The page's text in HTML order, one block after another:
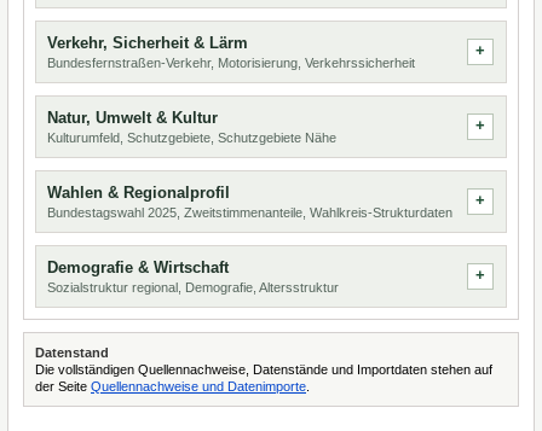
Verkehr, Sicherheit & Lärm
Bundesfernstraßen-Verkehr, Motorisierung, Verkehrssicherheit
Natur, Umwelt & Kultur
Kulturumfeld, Schutzgebiete, Schutzgebiete Nähe
Wahlen & Regionalprofil
Bundestagswahl 2025, Zweitstimmenanteile, Wahlkreis-Strukturdaten
Demografie & Wirtschaft
Sozialstruktur regional, Demografie, Altersstruktur
Datenstand
Die vollständigen Quellennachweise, Datenstände und Importdaten stehen auf
der Seite Quellennachweise und Datenimporte